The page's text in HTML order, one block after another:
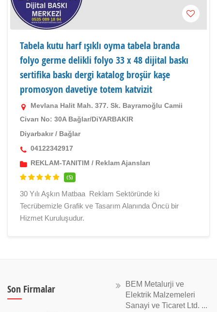
Tabela kutu harf ışıklı oyma tabela branda
folyo germe delikli folyo 33 x 48 dijital baskı
sertifika baskı dergi katalog broşür kaşe
promosyon davetiye totem katvizit
Mevlana Halit Mah. 377. Sk. Bayramoğlu Camii
Civarı No: 30A Bağlar/DiYARBAKIR
Diyarbakır/ Bağlar
04122342917
REKLAM-TANITIM / Reklam Ajansları
(5)
30 Yılı Aşkın Matbaa Reklam Sektöründe ki
Tecrübemizle Grafik ve Tasarım Alanında Öncü bir
Hizmet Kuruluşudur.
Son Firmalar
BEM Metalurji ve
Elektrik Malzemeleri
Sanayi ve Ticaret Ltd. ...